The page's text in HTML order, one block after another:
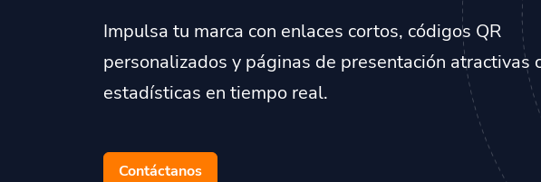
Impulsa tu marca con enlaces cortos, códigos QR
personalizados y páginas de presentación atractivas
estadísticas en tiempo real.
Contáctanos